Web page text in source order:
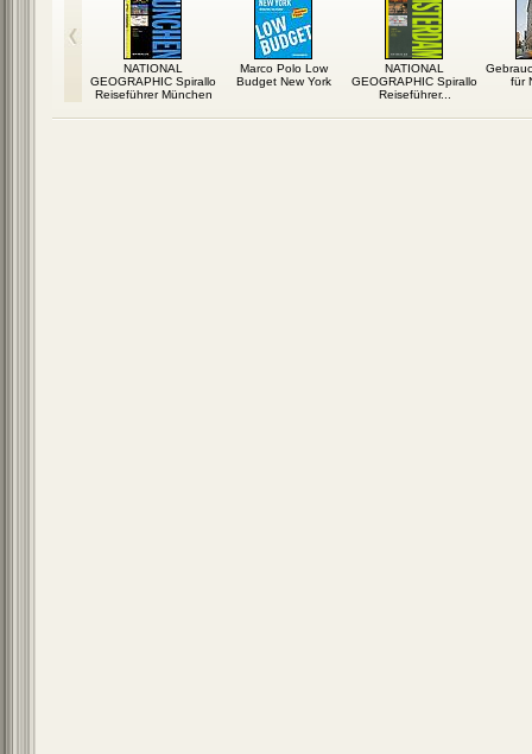
NATIONAL
GEOGRAPHIC Spirallo
Reiseführer München
Marco Polo Low
Budget New York
NATIONAL
GEOGRAPHIC Spirallo
Reiseführer...
für